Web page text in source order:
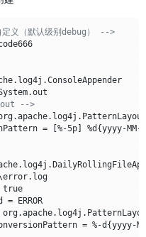
义（默认级别debug） -->
-->
= [%-5p] %d{yyyy-MM-dd
true
ERROR